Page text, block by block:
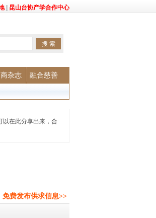
| 昆山台协产学合作中心
杂志 融合慈善
以在此分享出来，合
免费发布供求信息>>